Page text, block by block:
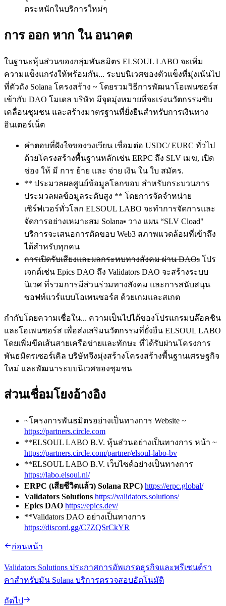
ตระหนักในบริการใหม่ๆ
การ ออก หาก ใน อนาคต
ในฐานะหุ้นส่วนของกลุ่มพันธมิตร ELSOUL LABO จะเพิ่ม
ความแข็งแกร่งให้พร้อมกัน... ระบบนิเวศของตัวแข็งที่มุ่งเน้นไป
ที่ตัวถัง Solana โครงสร้าง ~ โดยรวมวิธีการพัฒนาโอเพนซอร์ส
เข้ากับ DAO โมเดล บริษัท มีจุดมุ่งหมายที่จะเร่งนวัตกรรมขับ
เคลื่อนชุมชน และสร้างมาตรฐานที่ยั่งยืนสําหรับการเงินทาง
อินเตอร์เน็ต
คําตอบที่ฝังใจของวงเวียน เชื่อมต่อ USDC/ EURC ทั่วไป
ด้วยโครงสร้างพื้นฐานหลักเช่น ERPC ถึง SLV เมฆ, เปิด
ช่อง ให้ มี การ ย้าย และ จ่าย เงิน ใน ใบ สมัคร.
** ประมวลผลศูนย์ข้อมูลโลกขอบ สําหรับกระบวนการ
ประมวลผลข้อมูลระดับสูง ** โดยการจัดจําหน่าย
เซิร์ฟเวอร์ทั่วโลก ELSOUL LABO จะทําการจัดการและ
จัดการอย่างเหมาะสม Solana▪ วาง แผน “SLV Cload"
บริการจะเสนอการตัดขอบ Web3 สภาพแวดล้อมที่เข้าถึง
ได้สําหรับทุกคน
การเปิดรับเสียงและผลกระทบทางสังคม ผ่าน DAOs โปร
เจกต์เช่น Epics DAO ถึง Validators DAO จะสร้างระบบ
นิเวศ ที่รวมการมีส่วนร่วมทางสังคม และการสนับสนุน
ซอฟท์แวร์แบบโอเพนซอร์ส ด้วยเกมและสเกต
กํากับโดยความเชื่อใน... ความเป็นไปได้ของโปรแกรมบล๊อคชิน
และโอเพนซอร์ส เพื่อส่งเสริมนวัตกรรมที่ยั่งยืน ELSOUL LABO
โดยเพิ่มขีดเส้นสายเครือข่ายและทักษะ ที่ได้รับผ่านโครงการ
พันธมิตรเซอร์เคิล บริษัทจึงมุ่งสร้างโครงสร้างพื้นฐานเศรษฐกิจ
ใหม่ และพัฒนาระบบนิเวศของชุมชน
ส่วนเชื่อมโยงอ้างอิง
~โครงการพันธมิตรอย่างเป็นทางการ Website ~
https://partners.circle.com
**ELSOUL LABO B.V. หุ้นส่วนอย่างเป็นทางการ หน้า ~
https://partners.circle.com/partner/elsoul-labo-bv
**ELSOUL LABO B.V. เว็บไซด์อย่างเป็นทางการ
https://labo.elsoul.nl/
ERPC (เสียชีวิตแล้ว) Solana RPC) https://erpc.global/
Validators Solutions https://validators.solutions/
Epics DAO https://epics.dev/
**Validators DAO อย่างเป็นทางการ
https://discord.gg/C7ZQSrCkYR
ก่อนหน้า
Validators Solutions ประกาศการอัพเกรดธุรกิจและพรีเซนต์รา
คาสําหรับมัน Solana บริการตรวจสอบอัตโนมัติ
ถัดไป